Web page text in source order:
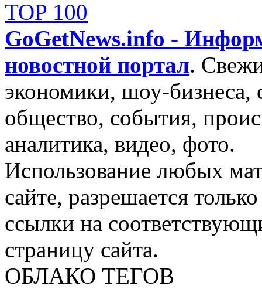
GoGetNews.info -
новостной портал.
экономики, шоу-бизнеса,
общество, события,
аналитика, видео, фото.
Использование любых
сайте, разрешается
ссылки на
страницу сайта.
ОБЛАКО ТЕГОВ